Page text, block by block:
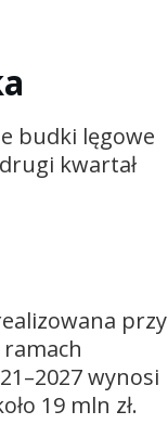
budki lęgowe
kwartał
przy
wynosi
19 mln zł.